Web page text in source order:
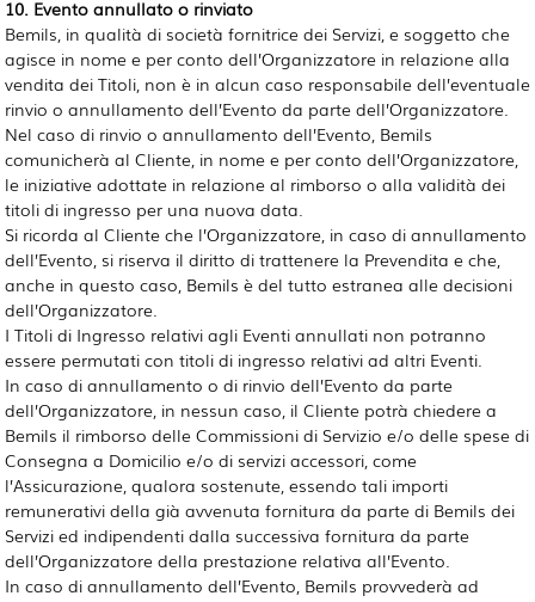
10. Evento annullato o rinviato
Bemils, in qualità di società fornitrice dei Servizi, e soggetto che
agisce in nome e per conto dell’Organizzatore in relazione alla
vendita dei Titoli, non è in alcun caso responsabile dell’eventuale
rinvio o annullamento dell’Evento da parte dell’Organizzatore.
Nel caso di rinvio o annullamento dell’Evento, Bemils
comunicherà al Cliente, in nome e per conto dell’Organizzatore,
le iniziative adottate in relazione al rimborso o alla validità dei
titoli di ingresso per una nuova data.
Si ricorda al Cliente che l’Organizzatore, in caso di annullamento
dell’Evento, si riserva il diritto di trattenere la Prevendita e che,
anche in questo caso, Bemils è del tutto estranea alle decisioni
dell’Organizzatore.
I Titoli di Ingresso relativi agli Eventi annullati non potranno
essere permutati con titoli di ingresso relativi ad altri Eventi.
In caso di annullamento o di rinvio dell’Evento da parte
dell’Organizzatore, in nessun caso, il Cliente potrà chiedere a
Bemils il rimborso delle Commissioni di Servizio e/o delle spese di
Consegna a Domicilio e/o di servizi accessori, come
l’Assicurazione, qualora sostenute, essendo tali importi
remunerativi della già avvenuta fornitura da parte di Bemils dei
Servizi ed indipendenti dalla successiva fornitura da parte
dell’Organizzatore della prestazione relativa all’Evento.
In caso di annullamento dell’Evento, Bemils provvederà ad